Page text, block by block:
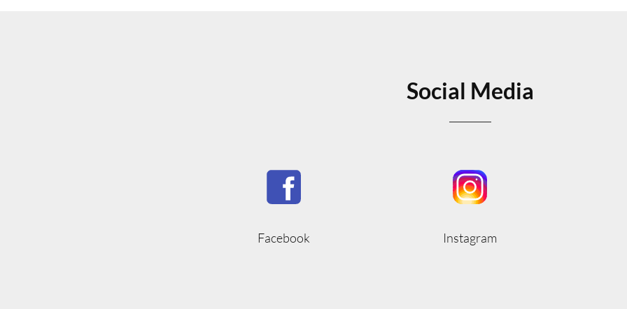
Social Media
Facebook Instagram